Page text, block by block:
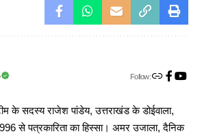
Follow:
के सदस्य राजेश पांडेय, उत्तराखंड के डोईवाला,
से पत्रकारिता का हिस्सा। अमर उजाला, दैनिक